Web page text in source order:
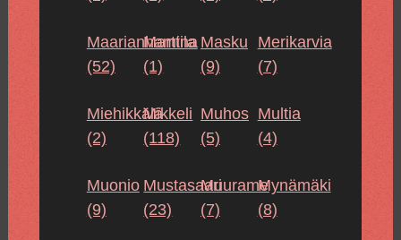
Maarianhamina
(52)
Marttila
(1)
Masku
(9)
Merikarvia
(7)
Miehikkälä
(2)
Mikkeli
(118)
Muhos
(5)
Multia
(4)
Muonio
(9)
Mustasaari
(23)
Muurame
(7)
Mynämäki
(8)